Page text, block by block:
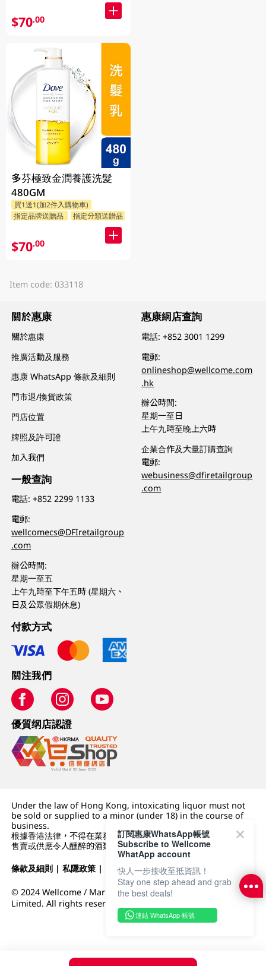
$70.00
多芬極致金潤養護洗髮
480GM
買1送1(加2件入購物車)
指定品牌送贈品
指定分類送贈品
$70.00
Item code: 033118
關於惠康
關於惠康
推廣活動及服務
惠康 WhatsApp 條款及細則
門市退/換貨政策
門店位置
牌照及許可證
加入我們
一般查詢
電話:+852 2299 1133
電郵:
wellcomecs@DFIretailgroup
.com
辦公時間:
星期一至五
上午九時至下午五時 (星期六、
日及公眾假期休息)
惠康網店查詢
電話:+852 3001 1299
電郵:
onlineshop@wellcome.com
.hk
辦公時間:
星期一至日
上午九時至晚上六時
企業合作及大量訂購查詢
電郵:
webusiness@dfiretailgroup
.com
付款方式
關注我們
優質纲店認證
Under the law of Hong Kong, intoxicating liquor must not
be sold or supplied to a minor (under 18) in the course of
business.
根據香港法律，不得在業務過程中，向未成年人 (18 歲以下人士)
售賣或供應令人醺醉的酒類。
條款及細則 |私隱政策 | DFI零售集團
© 2024 Wellcome / Market Place. The Dairy Farm Company
Limited. All rights reserved.
訂閱惠康WhatsApp帳號
Subscribe to Wellcome
WhatApp account
快人一步接收至抵資訊！
Stay one step ahead and grab
the best deals!
連結 WhatsApp 帳號